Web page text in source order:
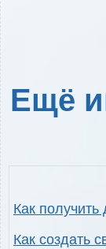
Ещё
Как
Как создать